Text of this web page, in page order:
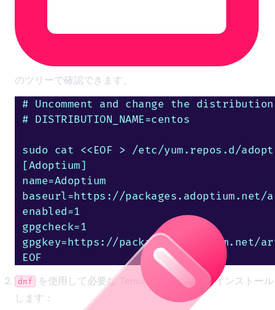
のツリーで確認できます。
# Uncomment and change the
# DISTRIBUTION_NAME=centos
sudo cat <<EOF > /etc/yum.repos.d/
[Adoptium]
name=Adoptium
baseurl=https://packages.adoptium.net/
enabled=1
gpgcheck=1
gpgkey=https://
EOF
dnf を使用して必要な Temurin バージョンをインストール
します：